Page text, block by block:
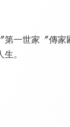
一世家〞傳
。